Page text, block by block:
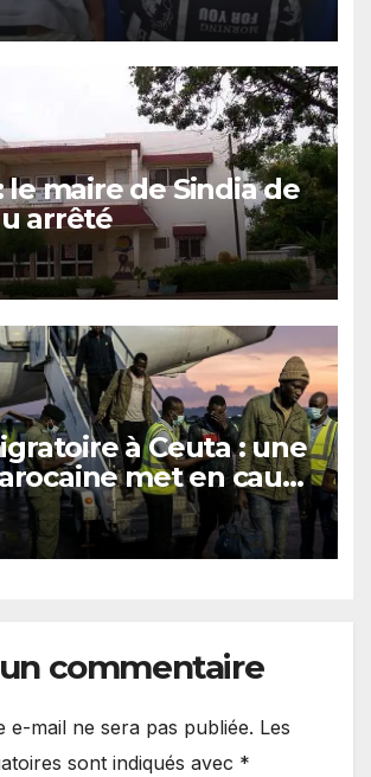
le maire de Sindia de
arrêté
à Ceuta : une
met en cause
de Rabat
commentaire
e-mail ne sera pas publiée. Les
sont indiqués avec *